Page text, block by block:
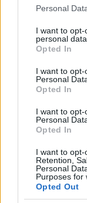
Please note that
not limited to
grant or deny
use your data for
consent section.
Personal
I want to
personal data.
Opted In
I want to
Personal
Opted In
I want to
Personal
Opted In
I want to opt-
Retention,
Personal
Purposes for
Opted Out